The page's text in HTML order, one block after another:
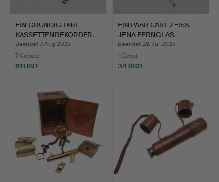
EIN GRUNDIG TK6L
KASSETTENREKORDER.
Beendet 7. Aug 2025
7 Gebote
61 USD
EIN PAAR CARL ZEISS
JENA FERNGLAS.
Beendet 29. Jul 2025
1 Gebot
34 USD